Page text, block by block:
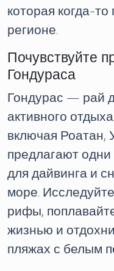
которая когда-
регионе.
Почувствуйте
Гондураса
Гондурас — рай
активного
включая Роатан,
предлагают
для дайвинга и
море.
рифы,
жизнью и
пляжах с белым